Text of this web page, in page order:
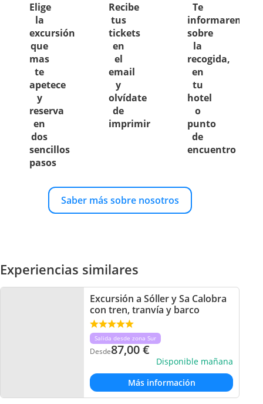
Elige
la
excursión
que
mas
te
apetece
y
reserva
en
dos
sencillos
pasos
Recibe
tus
tickets
en
el
email
y
olvídate
de
imprimir
Te
informaremos
sobre
la
recogida,
en
tu
hotel
o
punto
de
encuentro
Saber más sobre nosotros
Experiencias similares
Excursión a Sóller y Sa Calobra
con tren, tranvía y barco
Salida desde zona Sur
Desde87,00€
Disponible mañana
Más información